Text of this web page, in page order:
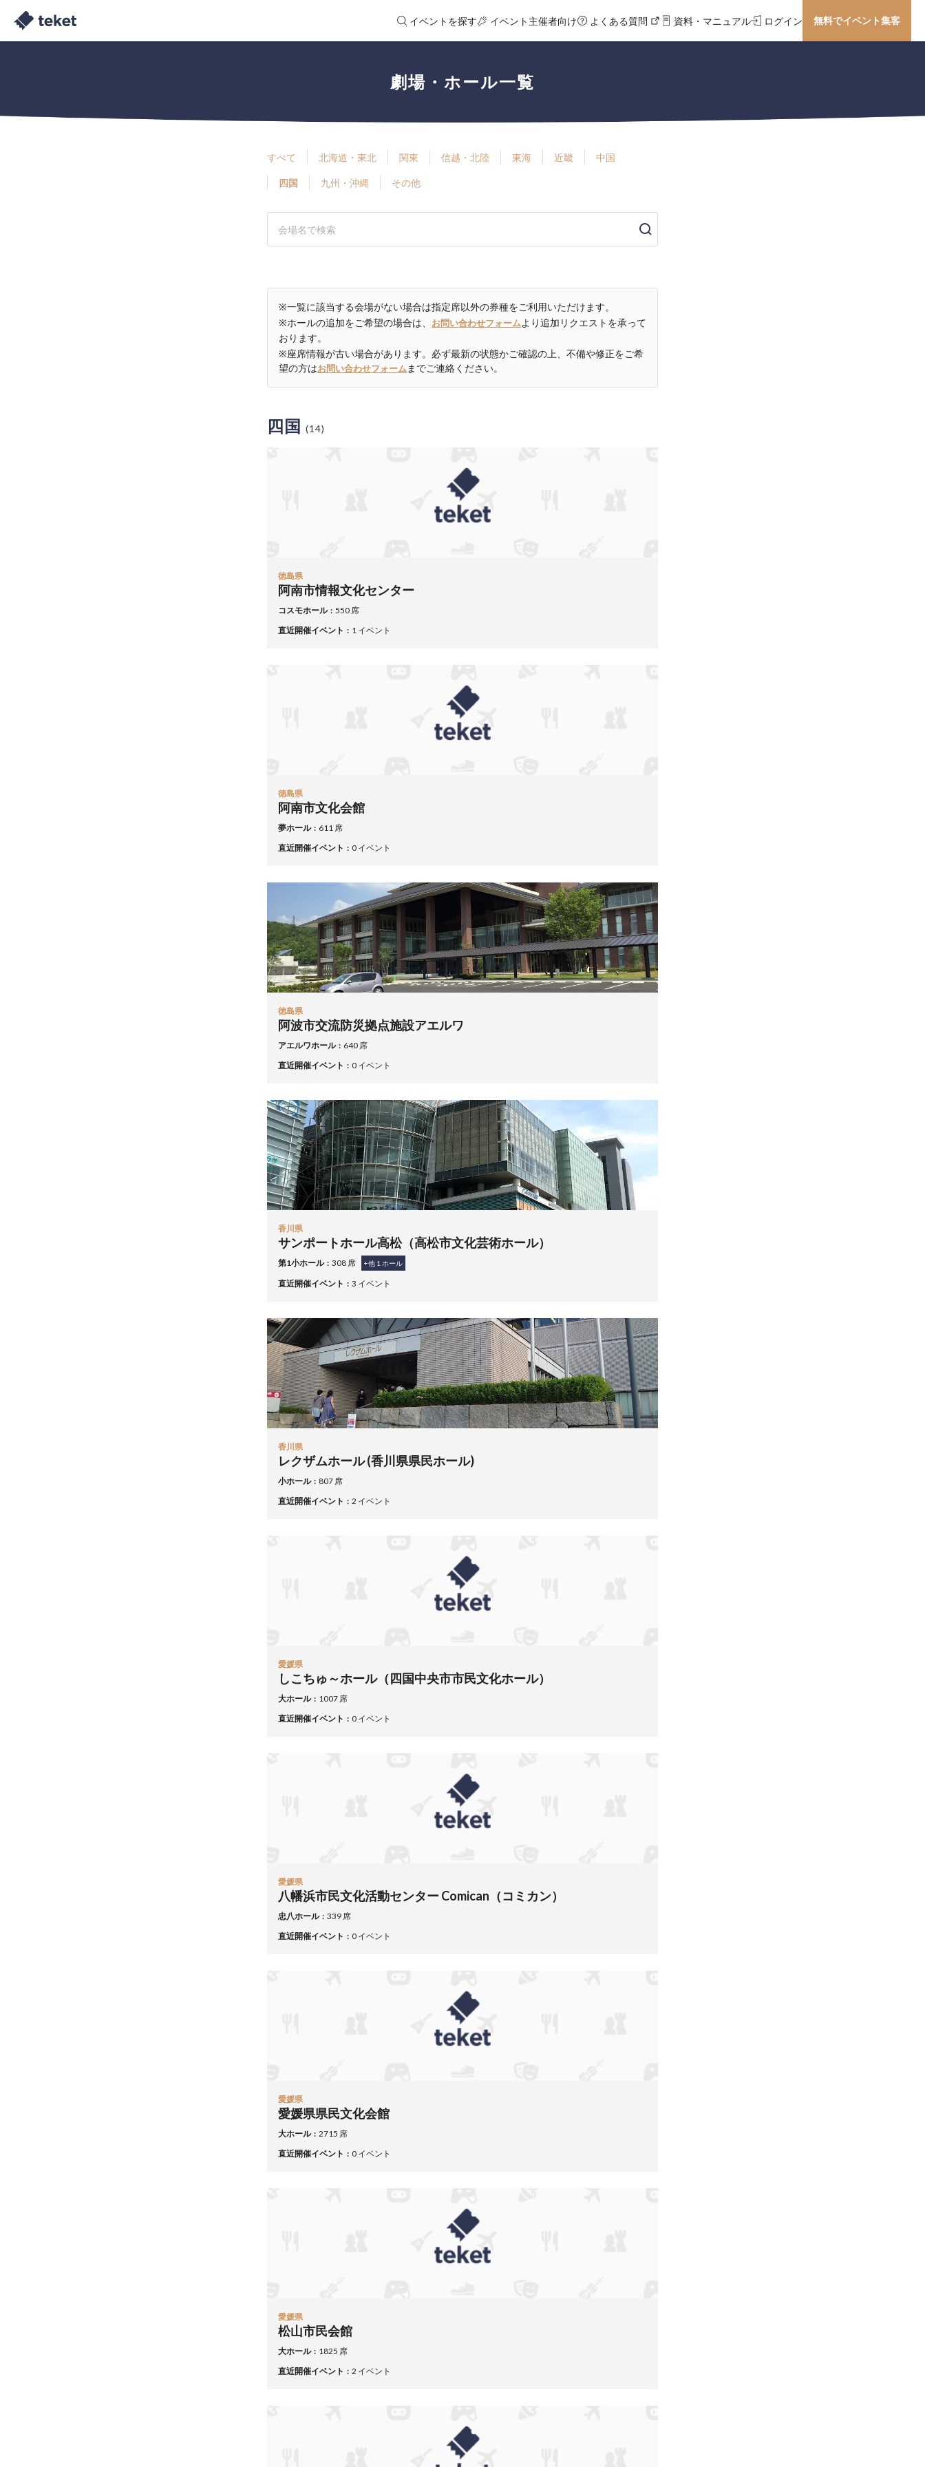
イベントを探す イベント主催者向け よくある質問 資料・マニュアル ログイン 無料でイベント集客
劇場・ホール一覧
すべて 北海道・東北 関東 信越・北陸 東海 近畿 中国
四国 九州・沖縄 その他
※一覧に該当する会場がない場合は指定席以外の券種をご利用いただけます。
※ホールの追加をご希望の場合は、
お問い合わせフォームより追加リクエストを承って
おります。
※座席情報が古い場合があります。必ず最新の状態かご確認の上、不備や修正をご希
望の方はお問い合わせフォーム までご連絡ください。
四国 (14)
徳島県
阿南市情報文化センター
コスモホール
550 席
直近開催イベント
1 イベント
徳島県
阿南市文化会館
夢ホール
611 席
直近開催イベント
0 イベント
徳島県
阿波市交流防災拠点施設アエルワ
アエルワホール
640 席
直近開催イベント
0 イベント
香川県
サンポートホール高松（高松市文化芸術ホール）
第1小ホール 308 席 +他 1 ホール
直近開催イベント 3 イベント
香川県
レクザムホール (香川県県民ホール)
小ホール
807 席
直近開催イベント
2 イベント
愛媛県
しこちゅ～ホール（四国中央市市民文化ホール）
大ホール
1007 席
直近開催イベント
0 イベント
愛媛県
八幡浜市民文化活動センター Comican（コミカン）
忠八ホール
339 席
直近開催イベント
0 イベント
愛媛県
愛媛県県民文化会館
大ホール
2715 席
直近開催イベント
0 イベント
愛媛県
松山市民会館
大ホール
1825 席
直近開催イベント
2 イベント